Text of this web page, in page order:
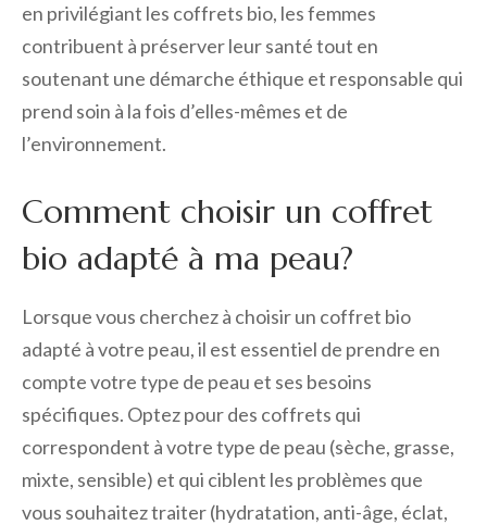
en privilégiant les coffrets bio, les femmes
contribuent à préserver leur santé tout en
soutenant une démarche éthique et responsable qui
prend soin à la fois d’elles-mêmes et de
l’environnement.
Comment choisir un coffret
bio adapté à ma peau?
Lorsque vous cherchez à choisir un coffret bio
adapté à votre peau, il est essentiel de prendre en
compte votre type de peau et ses besoins
spécifiques. Optez pour des coffrets qui
correspondent à votre type de peau (sèche, grasse,
mixte, sensible) et qui ciblent les problèmes que
vous souhaitez traiter (hydratation, anti-âge, éclat,